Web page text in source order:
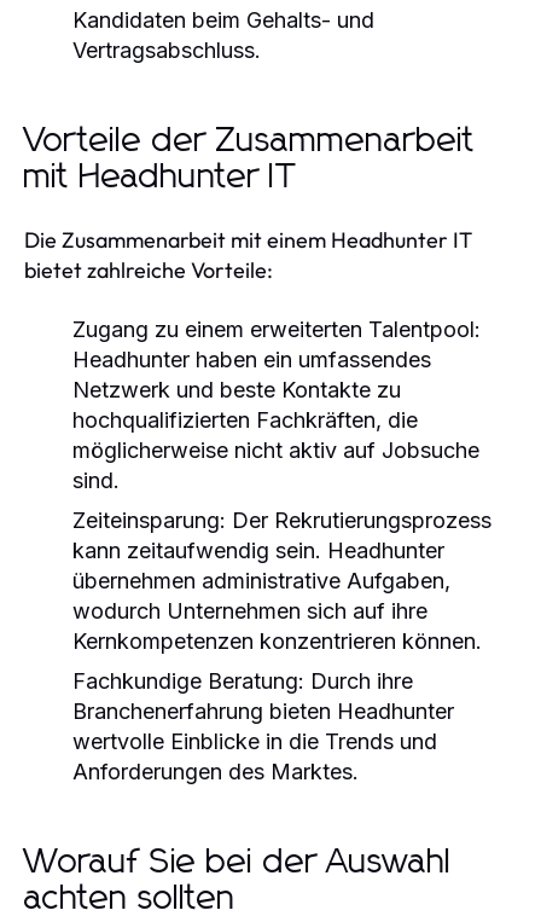
Kandidaten beim Gehalts- und
Vertragsabschluss.
Vorteile der Zusammenarbeit
mit Headhunter IT
Die Zusammenarbeit mit einem Headhunter IT
bietet zahlreiche Vorteile:
Zugang zu einem erweiterten Talentpool:
Headhunter haben ein umfassendes
Netzwerk und beste Kontakte zu
hochqualifizierten Fachkräften, die
möglicherweise nicht aktiv auf Jobsuche
sind.
Zeiteinsparung: Der Rekrutierungsprozess
kann zeitaufwendig sein. Headhunter
übernehmen administrative Aufgaben,
wodurch Unternehmen sich auf ihre
Kernkompetenzen konzentrieren können.
Fachkundige Beratung: Durch ihre
Branchenerfahrung bieten Headhunter
wertvolle Einblicke in die Trends und
Anforderungen des Marktes.
Worauf Sie bei der Auswahl
achten sollten